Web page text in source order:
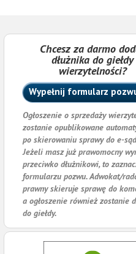
Chcesz za darmo
dłużnika do giełdy
wierzytelności?
Wypełnij formularz
Ogłoszenie o sprzedaży
zostanie opublikowane
po skierowaniu sprawy do e-
Jeżeli masz już prawomocny
przeciwko dłużnikowi, to
formularzu pozwu. Adwokat/
prawny skieruje sprawę do
a ogłoszenie również zostanie
do giełdy.